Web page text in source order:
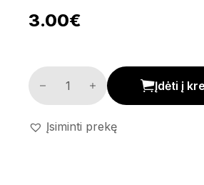
3.00€
Dekoratyvinė žvaigždė 'Glans'
Įdėti į
Įsiminti prekę